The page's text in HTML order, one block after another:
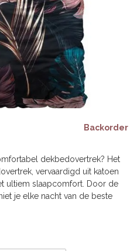
Backorder
dekbedovertrek? Het
vervaardigd uit katoen
ultiem slaapcomfort. Door de
je elke nacht van de beste